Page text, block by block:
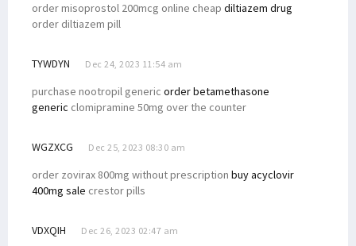
order misoprostol 200mcg online cheap diltiazem drug
order diltiazem pill
TYWDYN Dec 24, 2023 11:54 am
purchase nootropil generic order betamethasone
generic clomipramine 50mg over the counter
WGZXCG Dec 25, 2023 08:30 am
order zovirax 800mg without prescription buy acyclovir
400mg sale crestor pills
VDXQIH Dec 26, 2023 02:47 am